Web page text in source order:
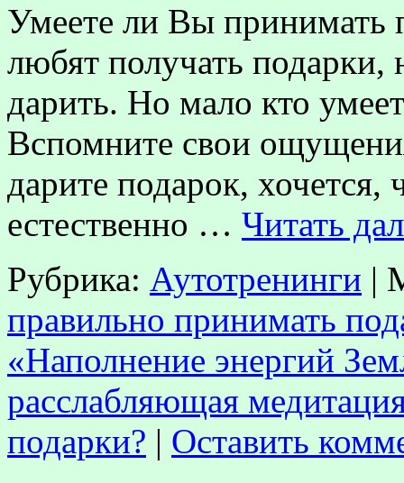
Умеете ли Вы принимать
любят получать
дарить. Но мало кто
Вспомните свои
дарите подарок, хочется,
естественно … Читать
Рубрика: Аутотренинги |
правильно принимать
«Наполнение энергий
расслабляющая
подарки? | Оставить